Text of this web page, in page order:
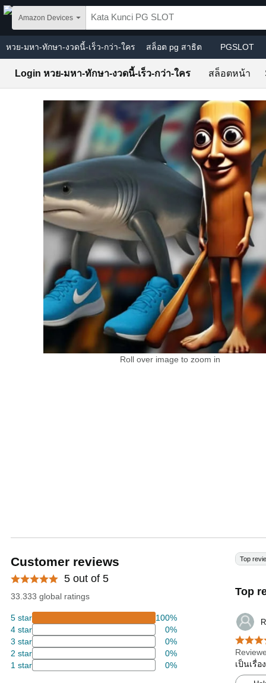
Skip to main content
Amazon Devices
หวย-มหา-ทักษา-งวดนี้-เร็ว-กว่า-ใคร สล็อต pg สาธิต PGSLOT
Login หวย-มหา-ทักษา-งวดนี้-เร็ว-กว่า-ใคร สล็อตหน้า
Roll over image to zoom in
Customer reviews
5 out of 5
33.333 global ratings
5 star
100%
4 star
0%
3 star
0%
2 star
0%
1 star
0%
Top
Top
เป็นเรื่